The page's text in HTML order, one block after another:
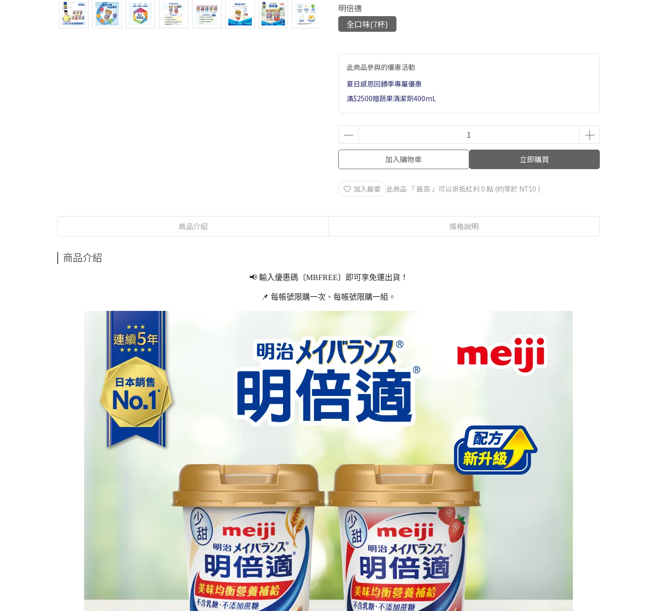
明倍適
全口味(7杯)
此商品參與的優惠活動
夏日感恩回饋季專屬優惠
滿$2500贈蔬果清潔劑400mL
加入購物車 立即購買
加入最愛 此商品 「 最高 」可以折抵紅利 0 點 (約等於 NT$0 )
商品介紹 規格說明
商品介紹
📢 輸入優惠碼〔MBFREE〕即可享免運出貨！
📌 每帳號限購一次、每帳號限購一組。